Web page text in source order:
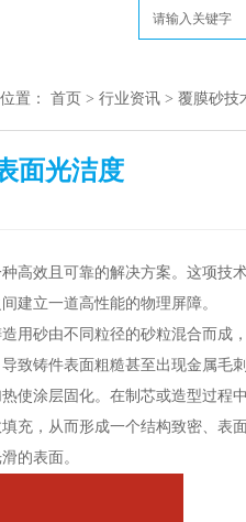
置： 首页 > 行业资讯 > 覆膜砂技
面光洁度
高效且可靠的解决方案。这项技
建立一道高性能的物理屏障。
砂由不同粒径的砂粒混合而成
致铸件表面粗糙甚至出现金属毛
使涂层固化。在制芯或造型过程
充，从而形成一个结构致密、表
的表面。